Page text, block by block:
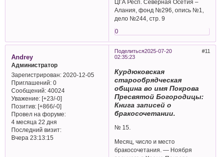
ЦГА Респ. Северная Осетия –
Алания, фонд №296, опись №1,
дело №244, стр. 9
0
Поделиться 11
2025-07-20
02:35:23
Andrey
Администратор
Зарегистрирован: 2020-12-05
Приглашений:0
Сообщений:40024
Уважение: [+23/-0]
Позитив: [+866/-0]
Провел на форуме:
4 месяца 22 дня
Последний визит:
Вчера 23:13:15
Курдюковская
старообрядческая
община во имя Покрова
Пресвятой Богородицы:
Книга записей о
бракосочетании.
№ 15.
Месяц, число и место
бракосочетания. — Ноября